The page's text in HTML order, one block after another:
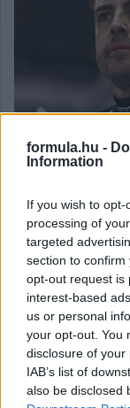
formula.hu -
Information
If you wish to
processing of
targeted
section to
opt-out request is
interest-based
us or personal
your opt-out. You
disclosure of
IAB’s list of
also be disclosed
Balogh Tamás
Lassuló
Mivel egy új F1-
várható volt, hogy
között. A szezon
csomagot az
valóban